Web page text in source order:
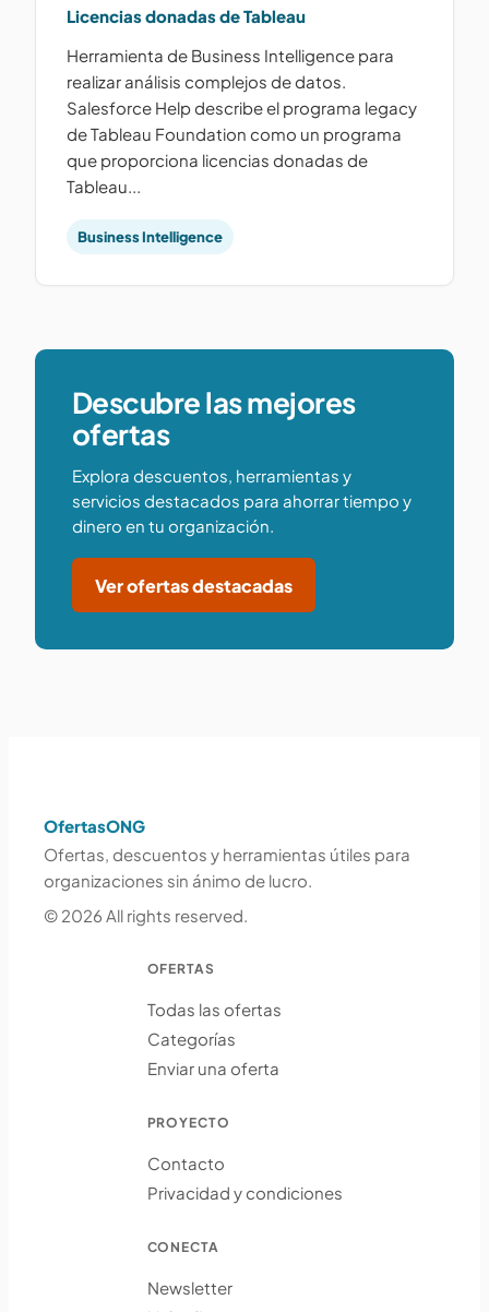
Licencias donadas de Tableau
Herramienta de Business Intelligence para
realizar análisis complejos de datos.
Salesforce Help describe el programa legacy
de Tableau Foundation como un programa
que proporciona licencias donadas de
Tableau...
Business Intelligence
Descubre las mejores
ofertas
Explora descuentos, herramientas y
servicios destacados para ahorrar tiempo y
dinero en tu organización.
Ver ofertas destacadas
OfertasONG
Ofertas, descuentos y herramientas útiles para
organizaciones sin ánimo de lucro.
© 2026 All rights reserved.
OFERTAS
Todas las ofertas
Categorías
Enviar una oferta
PROYECTO
Contacto
Privacidad y condiciones
CONECTA
Newsletter